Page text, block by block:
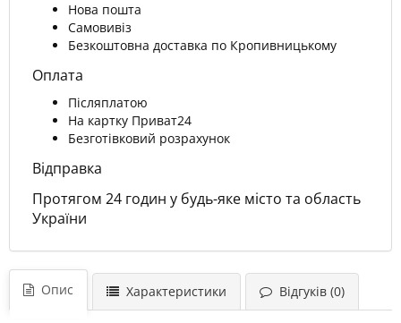
Нова пошта
Самовивіз
Безкоштовна доставка по Кропивницькому
Оплата
Післяплатою
На картку Приват24
Безготівковий розрахунок
Відправка
Протягом 24 годин у будь-яке місто та область
України
Опис Характеристики Відгуків (0)